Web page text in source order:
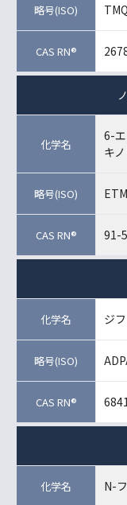
TMQ
6-
キ
91-
ジ
N-